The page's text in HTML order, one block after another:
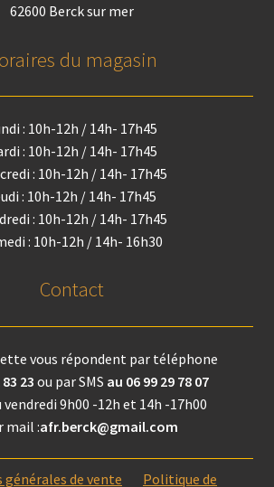
62600 Berck sur mer
du magasin
: 10h-12h / 14h- 17h45
: 10h-12h / 14h- 17h45
: 10h-12h / 14h- 17h45
: 10h-12h / 14h- 17h45
: 10h-12h / 14h- 17h45
: 10h-12h / 14h- 16h30
Contact
vous répondent par téléphone
23 ou par SMS au 06 99 29 78 07
vendredi 9h00 -12h et 14h -17h00
mail :afr.berck@gmail.com
de vente Politique de